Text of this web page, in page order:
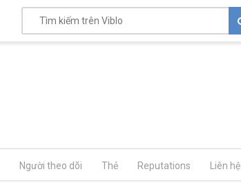
Người theo dõi Thẻ Reputations Liên hệ